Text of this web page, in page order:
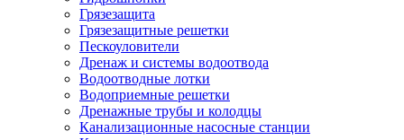
Грязезащита
Грязезащитные решетки
Пескоуловители
Дренаж и системы водоотвода
Водоотводные лотки
Водоприемные решетки
Дренажные трубы и колодцы
Канализационные насосные станции